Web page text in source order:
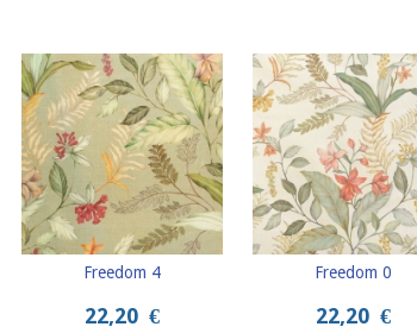
Freedom 4
22,20 €
Freedom 0
22,20 €